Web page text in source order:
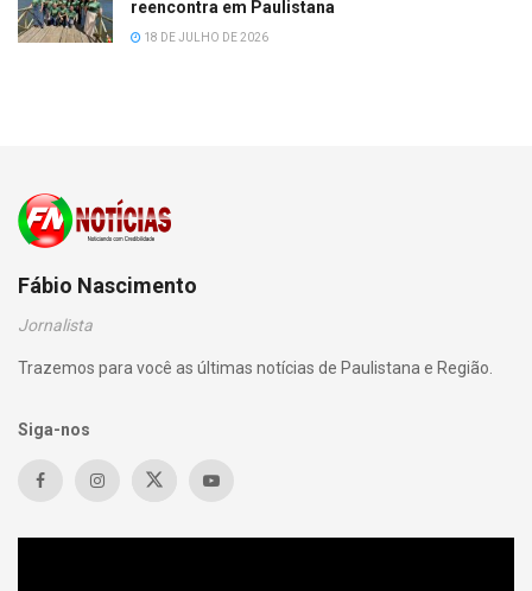
reencontra em Paulistana
18 DE JULHO DE 2026
Fábio Nascimento
Jornalista
Trazemos para você as últimas notícias de Paulistana e Região.
Siga-nos